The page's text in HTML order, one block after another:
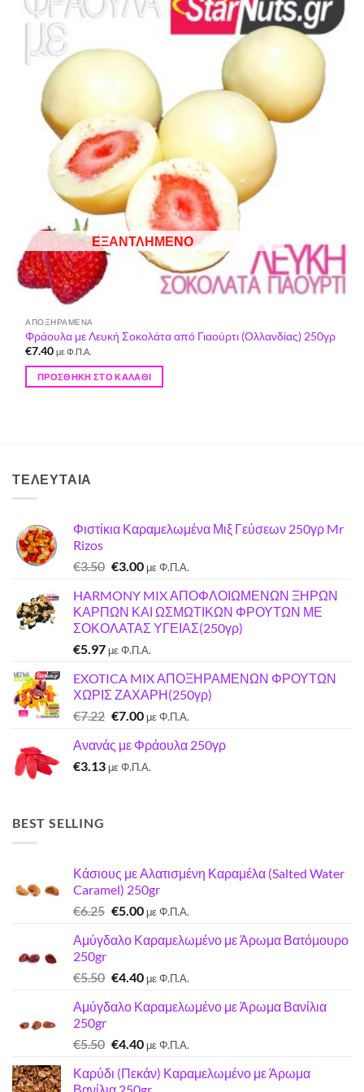
Προσθήκη
στη Λίστα
Επιθυμιών
ΕΞΑΝΤΛΗΜΈΝΟ
ΑΠΟΞΗΡΑΜΈΝΑ
Φράουλα με Λευκή Σοκολάτα από Γιαούρτι (Ολλανδίας) 250γρ
€7.40 με Φ.Π.Α.
ΠΡΟΣΘΉΚΗ ΣΤΟ ΚΑΛΆΘΙ
ΤΕΛΕΥΤΑΊΑ
Φιστίκια Καραμελωμένα Μιξ Γεύσεων 250γρ Mr
Rizos
€3.50 Original
was:
€3.50.
€3.00Η
τιμή
είναι:
€3.00.
με Φ.Π.Α.
HARMONY MIX ΑΠΟΦΛΟΙΩΜΕΝΩΝ ΞΗΡΩΝ
ΚΑΡΠΩΝ ΚΑΙ ΩΣΜΩΤΙΚΩΝ ΦΡΟΥΤΩΝ ΜΕ
ΣΟΚΟΛΑΤΑΣ ΥΓΕΙΑΣ(250γρ)
€5.97 με Φ.Π.Α.
EXOTICA MIX ΑΠΟΞΗΡΑΜΕΝΩΝ ΦΡΟΥΤΩΝ
ΧΩΡΙΣ ΖΑΧΑΡΗ(250γρ)
€7.22 Original
was:
€7.22.
€7.00Η
τιμή
είναι:
με Φ.Π.Α.
Ανανάς με Φράουλα 250γρ
€3.13 με Φ.Π.Α.
BEST SELLING
Κάσιους με Αλατισμένη Καραμέλα (Salted Water
Caramel) 250gr
€6.25 Original
was:
€5.00Η
τιμή
€5.00.
με Φ.Π.Α.
Αμύγδαλο Καραμελωμένο με Άρωμα Βατόμουρο
250gr
€5.50 Original
was:
€4.40Η
τιμή
€4.40.
με Φ.Π.Α.
Αμύγδαλο Καραμελωμένο με Άρωμα Βανίλια
250gr
€5.50 Original
was:
€4.40Η
τιμή
με Φ.Π.Α.
Καρύδι (Πεκάν) Καραμελωμένο με Άρωμα